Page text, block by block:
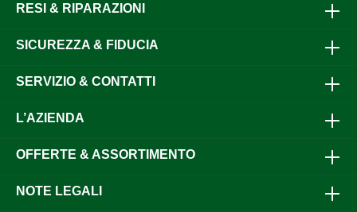
RESI & RIPARAZIONI
SICUREZZA & FIDUCIA
SERVIZIO & CONTATTI
L’AZIENDA
OFFERTE & ASSORTIMENTO
NOTE LEGALI